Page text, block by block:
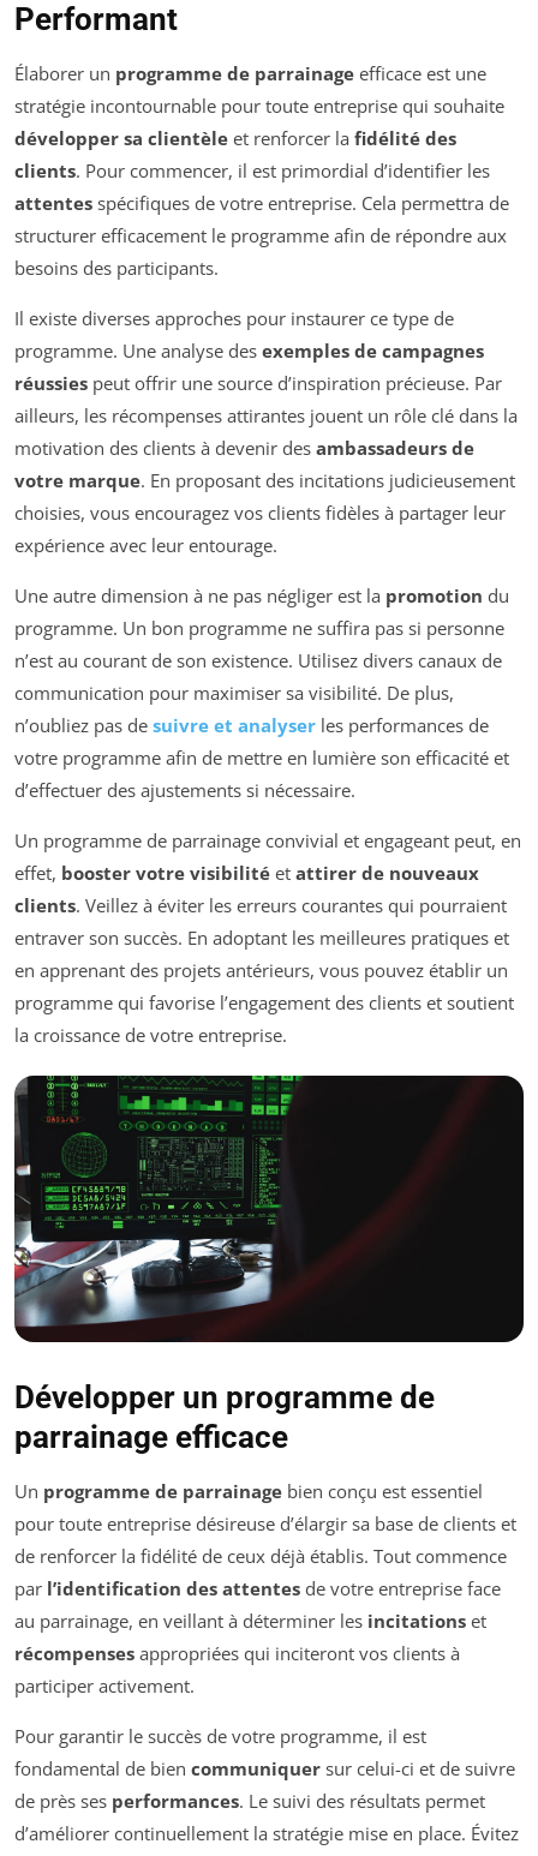
Performant
Élaborer un programme de parrainage efficace est une
stratégie incontournable pour toute entreprise qui souhaite
développer sa clientèle et renforcer la fidélité des
clients. Pour commencer, il est primordial d’identifier les
attentes spécifiques de votre entreprise. Cela permettra de
structurer efficacement le programme afin de répondre aux
besoins des participants.
Il existe diverses approches pour instaurer ce type de
programme. Une analyse des exemples de campagnes
réussies peut offrir une source d’inspiration précieuse. Par
ailleurs, les récompenses attirantes jouent un rôle clé dans la
motivation des clients à devenir des ambassadeurs de
votre marque. En proposant des incitations judicieusement
choisies, vous encouragez vos clients fidèles à partager leur
expérience avec leur entourage.
Une autre dimension à ne pas négliger est la promotion du
programme. Un bon programme ne suffira pas si personne
n’est au courant de son existence. Utilisez divers canaux de
communication pour maximiser sa visibilité. De plus,
n’oubliez pas de suivre et analyser les performances de
votre programme afin de mettre en lumière son efficacité et
d’effectuer des ajustements si nécessaire.
Un programme de parrainage convivial et engageant peut, en
effet, booster votre visibilité et attirer de nouveaux
clients. Veillez à éviter les erreurs courantes qui pourraient
entraver son succès. En adoptant les meilleures pratiques et
en apprenant des projets antérieurs, vous pouvez établir un
programme qui favorise l’engagement des clients et soutient
la croissance de votre entreprise.
Développer un programme de
parrainage efficace
Un programme de parrainage bien conçu est essentiel
pour toute entreprise désireuse d’élargir sa base de clients et
de renforcer la fidélité de ceux déjà établis. Tout commence
par l’identification des attentes de votre entreprise face
au parrainage, en veillant à déterminer les incitations et
récompenses appropriées qui inciteront vos clients à
participer activement.
Pour garantir le succès de votre programme, il est
fondamental de bien communiquer sur celui-ci et de suivre
de près ses performances. Le suivi des résultats permet
d’améliorer continuellement la stratégie mise en place. Évitez